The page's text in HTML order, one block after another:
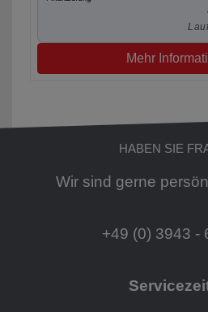
Mehr
HABEN SIE
Wir sind gerne
+49 (0) 3943 -